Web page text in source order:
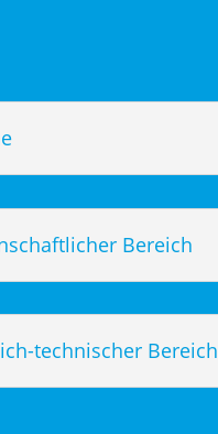
Bereich
technischer Bereich